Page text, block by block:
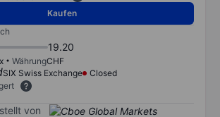
Kaufen
19.20
WährungCHF
SIX Swiss Exchange
Closed
von